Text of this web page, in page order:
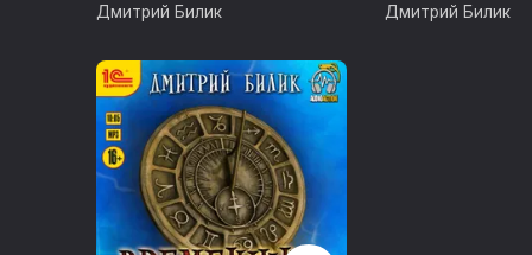
Дмитрий Билик Дмитрий Билик